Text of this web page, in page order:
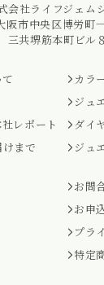
会社ライフジェム
阪市中央区博労町
三共堺筋本町ビル
レポート
まで
カラ
ジュ
ダイ
ジュ
お問
お申
プラ
特定